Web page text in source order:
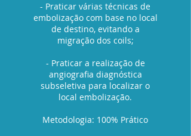
- Praticar várias técnicas de
embolização com base no local
de destino, evitando a
migração dos coils;
- Praticar a realização de
angiografia diagnóstica
subseletiva para localizar o
local embolização.
Metodologia: 100% Prático